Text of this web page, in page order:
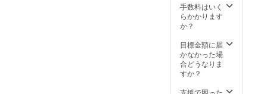
手数料はいく
らかかります
か？
目標金額に届
かなかった場
合どうなりま
すか？
支援で困った